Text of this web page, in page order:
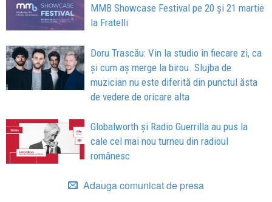
MMB Showcase Festival pe 20 și 21 martie
la Fratelli
Doru Trascău: Vin la studio în fiecare zi, ca
și cum aș merge la birou. Slujba de
muzician nu este diferită din punctul ăsta
de vedere de oricare alta
Globalworth și Radio Guerrilla au pus la
cale cel mai nou turneu din radioul
românesc
Adauga comunicat de presa